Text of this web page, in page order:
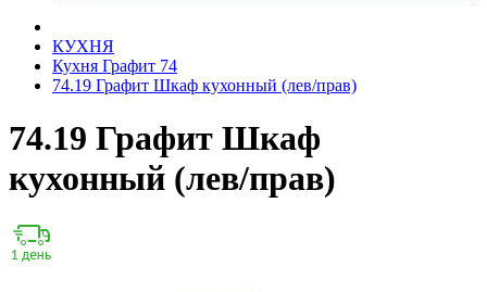
КУХНЯ
Кухня Графит 74
74.19 Графит Шкаф кухонный (лев/прав)
74.19 Графит Шкаф
кухонный (лев/прав)